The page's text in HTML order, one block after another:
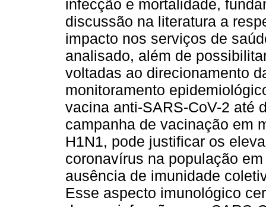
infecção e mortalidade,
discussão na literatura a
impacto nos serviços de
analisado, além de
voltadas ao direcionamento
monitoramento
vacina anti-SARS-CoV-2 até
campanha de vacinação em
H1N1, pode justificar os
coronavírus na população
ausência de imunidade
Esse aspecto imunológico